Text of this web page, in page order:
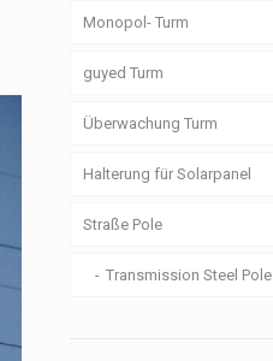
Monopol- Turm
guyed Turm
Überwachung Turm
Halterung für Solarpanel
Straße Pole
Transmission Steel Pole